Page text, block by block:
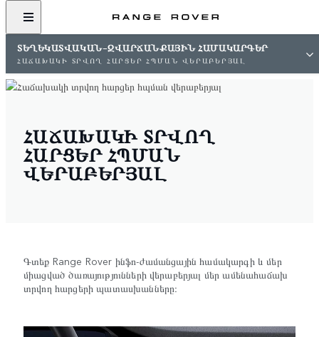
ՏԵՂԵԿԱՏՎԱԿԱՆ-ԶՎԱՐՃԱՆՔԱՅԻՆ ՀԱՄԱԿԱՐԳԵՐ
ՀԱՃԱԽԱԿԻ ՏՐՎՈՂ ՀԱՐՑԵՐ ՀՊՄԱՆ ՎԵՐԱԲԵՐՅԱԼ
ՀԱՃԱԽԱԿԻ ՏՐՎՈՂ
ՀԱՐՑԵՐ ՀՊՄԱՆ
ՎԵՐԱԲԵՐՅԱԼ
Գտեք Range Rover ինֆո-ժամանցային համակարգի և մեր
միացված ծառայությունների վերաբերյալ մեր ամենահաճախ
տրվող հարցերի պատասխանները։